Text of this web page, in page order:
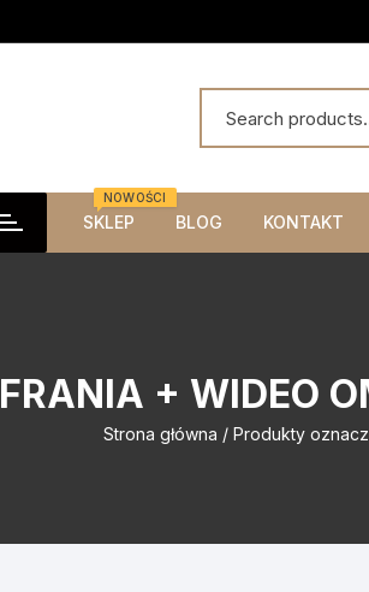
SKLEP
NOWOŚCI
BLOG KONTAKT
FRANIA + WIDEO
Strona główna / Produkty